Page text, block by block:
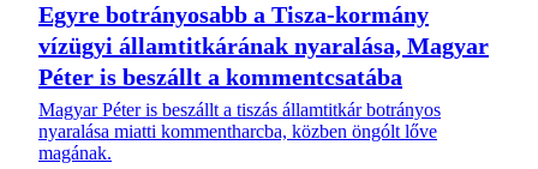
Egyre botrányosabb a Tisza-kormány
vízügyi államtitkárának nyaralása, Magyar
Péter is beszállt a kommentcsatába
Magyar Péter is beszállt a tiszás államtitkár botrányos
nyaralása miatti kommentharcba, közben öngólt lőve
magának.